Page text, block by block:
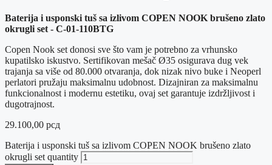
Baterija i usponski tuš sa izlivom COPEN NOOK brušeno zlato
okrugli set - C-01-110BTG
Copen Nook set donosi sve što vam je potrebno za vrhunsko
kupatilsko iskustvo. Sertifikovan mešač Ø35 osigurava dug vek
trajanja sa više od 80.000 otvaranja, dok nizak nivo buke i Neoperl
perlatori pružaju maksimalnu udobnost. Dizajniran za maksimalnu
funkcionalnost i modernu estetiku, ovaj set garantuje izdržljivost i
dugotrajnost.
29.100,00 рсд
Baterija i usponski tuš sa izlivom COPEN NOOK brušeno zlato
okrugli set quantity